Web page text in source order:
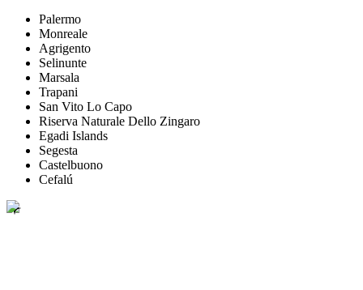
Palermo
Monreale
Agrigento
Selinunte
Marsala
Trapani
San Vito Lo Capo
Riserva Naturale Dello Zingaro
Egadi Islands
Segesta
Castelbuono
Cefalú